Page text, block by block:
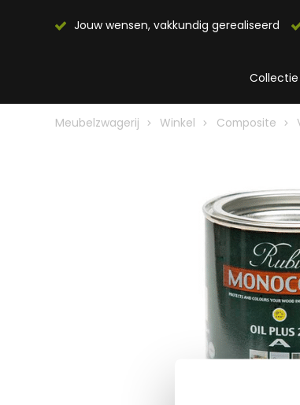
Jouw wensen, vakkundig gerealiseerd
Collectie
Meubelzwagerij Winkel Composite